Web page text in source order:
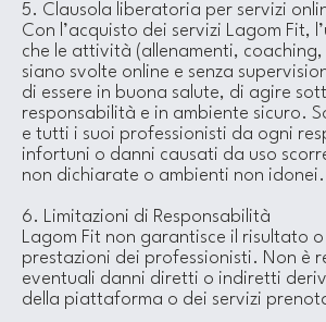
5. Clausola liberatoria per servizi
Con l’acquisto dei servizi Lagom Fit,
che le attività (allenamenti, coaching,
siano svolte online e senza
di essere in buona salute, di agire
responsabilità e in ambiente sicuro.
e tutti i suoi professionisti da ogni
infortuni o danni causati da uso
non dichiarate o ambienti non idonei.
6. Limitazioni di Responsabilità
Lagom Fit non garantisce il risultato
prestazioni dei professionisti. Non è
eventuali danni diretti o indiretti
della piattaforma o dei servizi